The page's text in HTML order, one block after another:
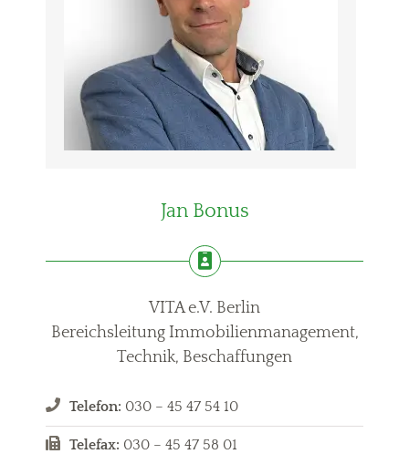
Jan Bonus
VITA e.V. Berlin
Bereichsleitung Immobilienmanagement,
Technik, Beschaffungen
Telefon: 030 – 45 47 54 10
Telefax: 030 – 45 47 58 01